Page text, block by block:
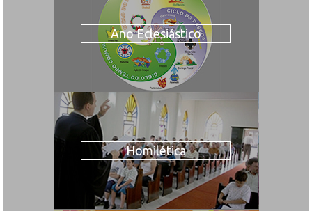
Ano Eclesiástico
Homilética